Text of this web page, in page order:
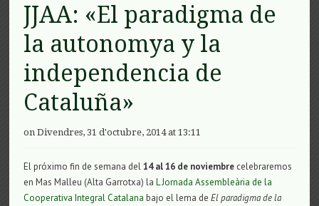
JJAA: «El paradigma de
la autonomya y la
independencia de
Cataluña»
on Divendres, 31 d'octubre, 2014 at 13:11
El próximo fin de semana del14 al 16 de noviembre celebraremos
en Mas Malleu (Alta Garrotxa) laL Jornada Assembleària de la
Cooperativa Integral Catalana bajo el lema deEl paradigma de la